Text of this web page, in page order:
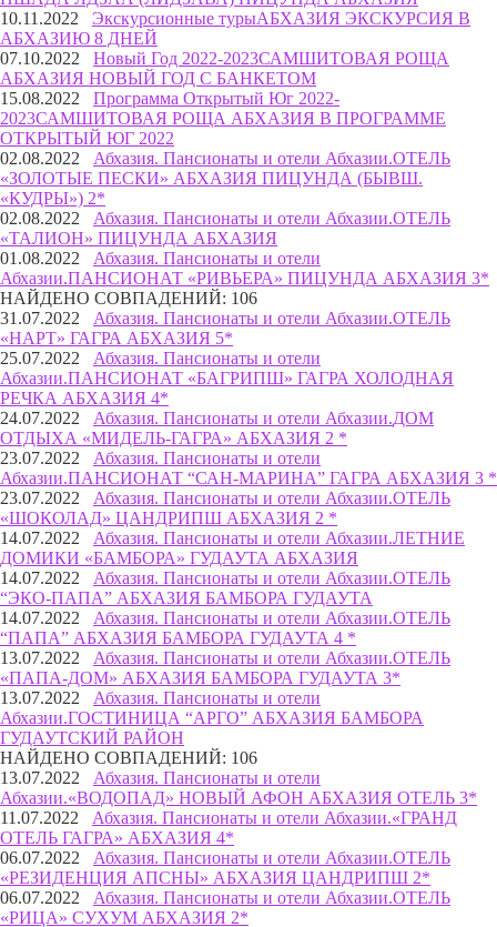
10.11.2022 Экскурсионные турыАБХАЗИЯ ЭКСКУРСИЯ В
АБХАЗИЮ 8 ДНЕЙ
07.10.2022 Новый Год 2022-2023САМШИТОВАЯ РОЩА
АБХАЗИЯ НОВЫЙ ГОД С БАНКЕТОМ‌
15.08.2022 Программа Открытый Юг 2022-
2023САМШИТОВАЯ РОЩА АБХАЗИЯ В ПРОГРАММЕ
ОТКРЫТЫЙ ЮГ 2022
02.08.2022 Абхазия. Пансионаты и отели Абхазии.ОТЕЛЬ
«ЗОЛОТЫЕ ПЕСКИ» АБХАЗИЯ ПИЦУНДА (БЫВШ.
«КУДРЫ») 2*
02.08.2022 Абхазия. Пансионаты и отели Абхазии.ОТЕЛЬ
«ТАЛИОН» ПИЦУНДА АБХАЗИЯ
01.08.2022 Абхазия. Пансионаты и отели
Абхазии.ПАНСИОНАТ «РИВЬЕРА» ПИЦУНДА АБХАЗИЯ 3*
НАЙДЕНО СОВПАДЕНИЙ: 106
31.07.2022 Абхазия. Пансионаты и отели Абхазии.ОТЕЛЬ
«НАРТ» ГАГРА АБХАЗИЯ 5*
25.07.2022 Абхазия. Пансионаты и отели
Абхазии.ПАНСИОНАТ «БАГРИПШ» ГАГРА ХОЛОДНАЯ
РЕЧКА АБХАЗИЯ 4*
24.07.2022 Абхазия. Пансионаты и отели Абхазии.ДОМ
ОТДЫХА «МИДЕЛЬ-ГАГРА» АБХАЗИЯ 2 *
23.07.2022 Абхазия. Пансионаты и отели
Абхазии.ПАНСИОНАТ “САН-МАРИНА” ГАГРА АБХАЗИЯ 3 *
23.07.2022 Абхазия. Пансионаты и отели Абхазии.ОТЕЛЬ
«ШОКОЛАД» ЦАНДРИПШ АБХАЗИЯ 2 *
14.07.2022 Абхазия. Пансионаты и отели Абхазии.ЛЕТНИЕ
ДОМИКИ «БАМБОРА» ГУДАУТА АБХАЗИЯ
14.07.2022 Абхазия. Пансионаты и отели Абхазии.ОТЕЛЬ
“ЭКО-ПАПА” АБХАЗИЯ БАМБОРА ГУДАУТА
14.07.2022 Абхазия. Пансионаты и отели Абхазии.ОТЕЛЬ
“ПАПА” АБХАЗИЯ БАМБОРА ГУДАУТА 4 *
13.07.2022 Абхазия. Пансионаты и отели Абхазии.ОТЕЛЬ
«ПАПА-ДОМ» АБХАЗИЯ БАМБОРА ГУДАУТА 3*
13.07.2022 Абхазия. Пансионаты и отели
Абхазии.ГОСТИНИЦА “АРГО” АБХАЗИЯ БАМБОРА
ГУДАУТСКИЙ РАЙОН
НАЙДЕНО СОВПАДЕНИЙ: 106
13.07.2022 Абхазия. Пансионаты и отели
Абхазии.«ВОДОПАД» НОВЫЙ АФОН АБХАЗИЯ ОТЕЛЬ 3*
11.07.2022 Абхазия. Пансионаты и отели Абхазии.«ГРАНД
ОТЕЛЬ ГАГРА» АБХАЗИЯ 4*
06.07.2022 Абхазия. Пансионаты и отели Абхазии.ОТЕЛЬ
«РЕЗИДЕНЦИЯ АПСНЫ» АБХАЗИЯ ЦАНДРИПШ 2*
06.07.2022 Абхазия. Пансионаты и отели Абхазии.ОТЕЛЬ
«РИЦА» СУХУМ АБХАЗИЯ 2*